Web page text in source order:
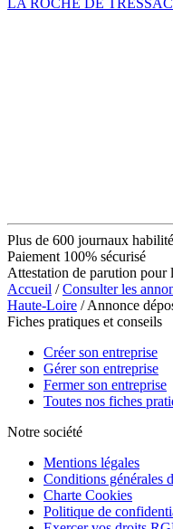
Plus de 600 journaux
Paiement 100% sécurisé
Attestation de parution pour
Accueil /Consulter les
Haute-Loire / Annonce
Fiches pratiques et conseils
Créer son entreprise
Gérer son entreprise
Fermer son entreprise
Toutes nos fiches
Notre société
Mentions légales
Conditions générales
Charte Cookies
Politique de